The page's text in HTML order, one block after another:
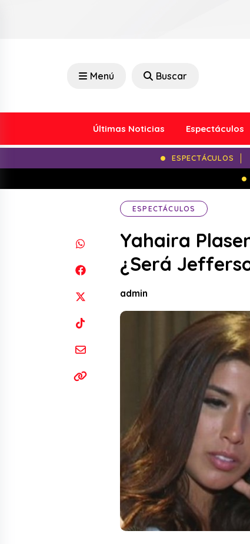
Menú Buscar
Últimas Noticias Espectáculos
ESPECTÁCULOS
ESPECTÁCULOS
Yahaira
¿Será
admin